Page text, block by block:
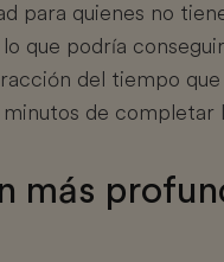
para quienes no
que podría
del tiempo
de completar
más